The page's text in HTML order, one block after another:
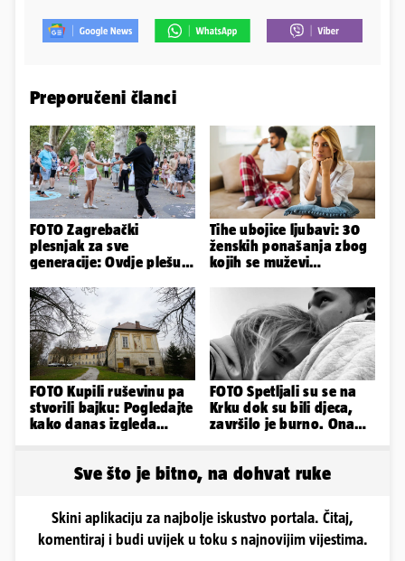
Preporučeni članci
FOTO Zagrebački
plesnjak za sve
generacije: Ovdje plešu
Tihe ubojice ljubavi: 30
ženskih ponašanja zbog
kojih se muževi
FOTO Kupili ruševinu pa
stvorili bajku: Pogledajte
kako danas izgleda
FOTO Spetljali su se na
Krku dok su bili djeca,
završilo je burno. Ona
Sve što je bitno, na dohvat ruke
Skini aplikaciju za najbolje iskustvo portala. Čitaj,
komentiraj i budi uvijek u toku s najnovijim vijestima.